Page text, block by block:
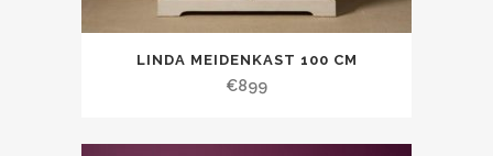
LINDA MEIDENKAST 100 CM
€899